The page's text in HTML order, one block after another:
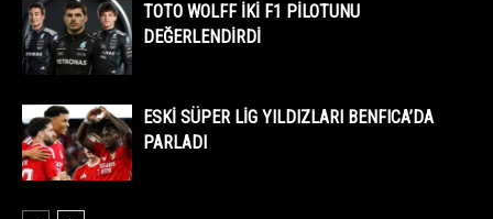
TOTO WOLFF İKİ F1 PİLOTUNU
DEĞERLENDİRDİ
ESKİ SÜPER LİG YILDIZLARI BENFICA’DA
PARLADI